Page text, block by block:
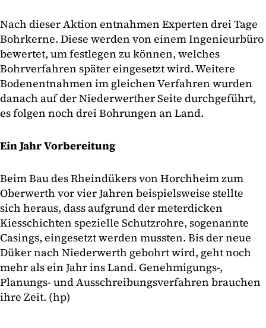
Nach dieser Aktion entnahmen Experten drei Tage
Bohrkerne. Diese werden von einem Ingenieurbüro
bewertet, um festlegen zu können, welches
Bohrverfahren später eingesetzt wird. Weitere
Bodenentnahmen im gleichen Verfahren wurden
danach auf der Niederwerther Seite durchgeführt,
es folgen noch drei Bohrungen an Land.
Ein Jahr Vorbereitung
Beim Bau des Rheindükers von Horchheim zum
Oberwerth vor vier Jahren beispielsweise stellte
sich heraus, dass aufgrund der meterdicken
Kiesschichten spezielle Schutzrohre, sogenannte
Casings, eingesetzt werden mussten. Bis der neue
Düker nach Niederwerth gebohrt wird, geht noch
mehr als ein Jahr ins Land. Genehmigungs-,
Planungs- und Ausschreibungsverfahren brauchen
ihre Zeit. (hp)